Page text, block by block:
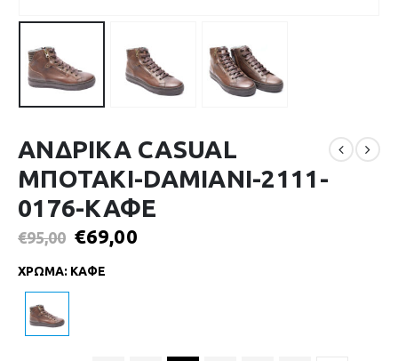
ΑΝΔΡΙΚΑ CASUAL
ΜΠΟΤΑΚΙ-DAMIANI-2111-
0176-ΚΑΦΕ
€95,00 €69,00
ΧΡΩΜΑ: ΚΑΦΕ